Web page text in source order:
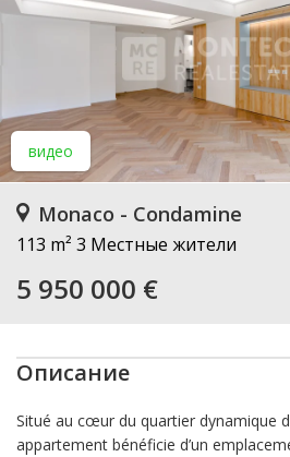
видео
Monaco - Condamine
113 m² 3 Местные жители
5 950 000 €
Описание
Situé au cœur du quartier dynamique
appartement bénéficie d’un